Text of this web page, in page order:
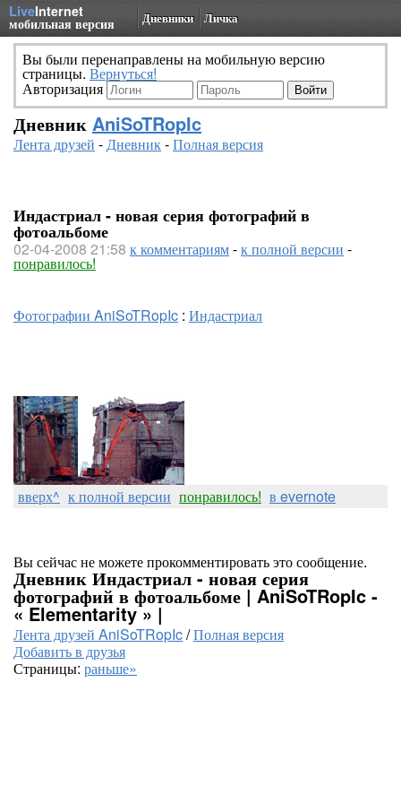
LiveInternet
мобильная версия Дневники Личка
Вы были перенаправлены на мобильную версию
страницы. Вернуться!
Авторизация
Дневник AniSoTRopIc
Лента друзей -Дневник-Полная версия
Индастриал - новая серия фотографий в
фотоальбоме
02-04-2008 21:58 к комментариям-к полной версии -
понравилось!
Фотографии AniSoTRopIc : Индастриал
вверх^ к полной версии понравилось! в evernote
Вы сейчас не можете прокомментировать это сообщение.
Дневник Индастриал - новая серия
фотографий в фотоальбоме | AniSoTRopIc -
« Elementarity » |
Лента друзей AniSoTRopIc/Полная версия
Добавить в друзья
Страницы: раньше»